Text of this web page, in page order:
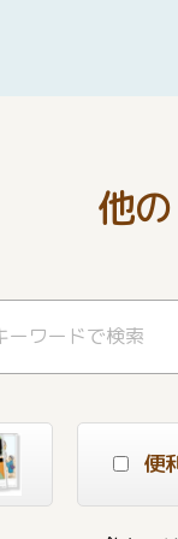
他
便